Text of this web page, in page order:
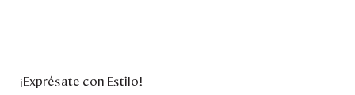
¡Exprésate con Estilo!